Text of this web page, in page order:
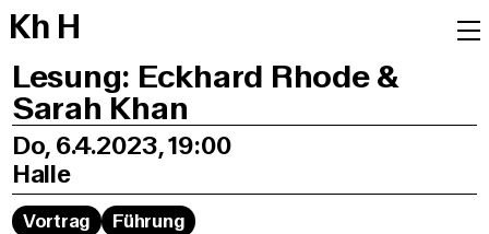
Kh H
Lesung: Eckhard Rhode &
Sarah Khan
Do, 6.4.2023, 19:00
Halle
Vortrag
Führung